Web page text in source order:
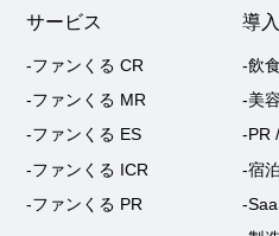
サービス
-ファンくる CR
-ファンくる MR
-ファンくる ES
-ファンくる ICR
-ファンくる PR
導
-飲食
-美
-PR
-宿
-